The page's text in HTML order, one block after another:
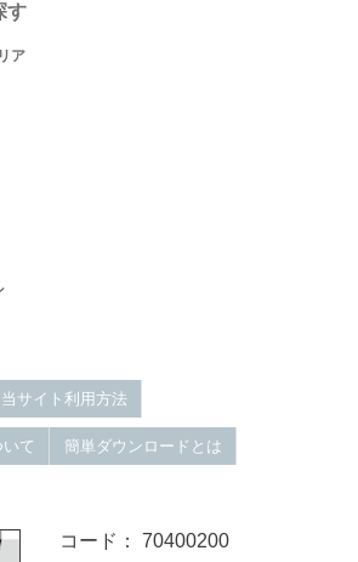
す
ア
当サイト利用方法
て 簡単ダウンロードとは
コード： 70400200